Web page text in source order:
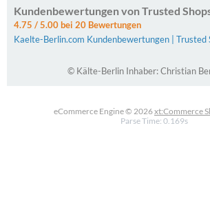
Kundenbewertungen von Trusted
4.75 /5.00 bei 20 Bewertungen
Kaelte-Berlin.com Kundenbewertungen | Trusted
© Kälte-Berlin Inhaber: Christian
eCommerce Engine © 2026xt:Commerce
Parse Time: 0.169s